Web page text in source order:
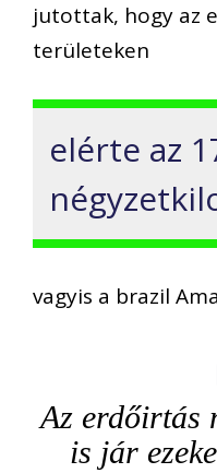
jutottak, hogy az
területeken
elérte az
vagyis a brazil
Az erdőirtás
is jár